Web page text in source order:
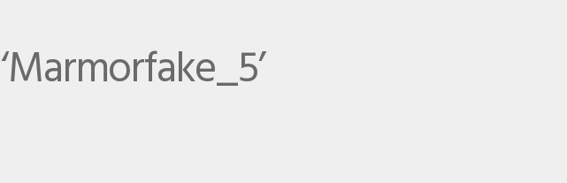
‘Marmorfake_5’